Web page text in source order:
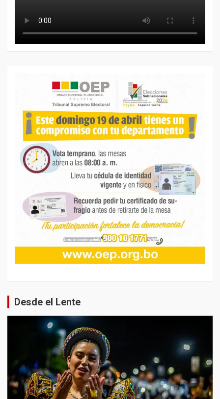
Desde el Lente